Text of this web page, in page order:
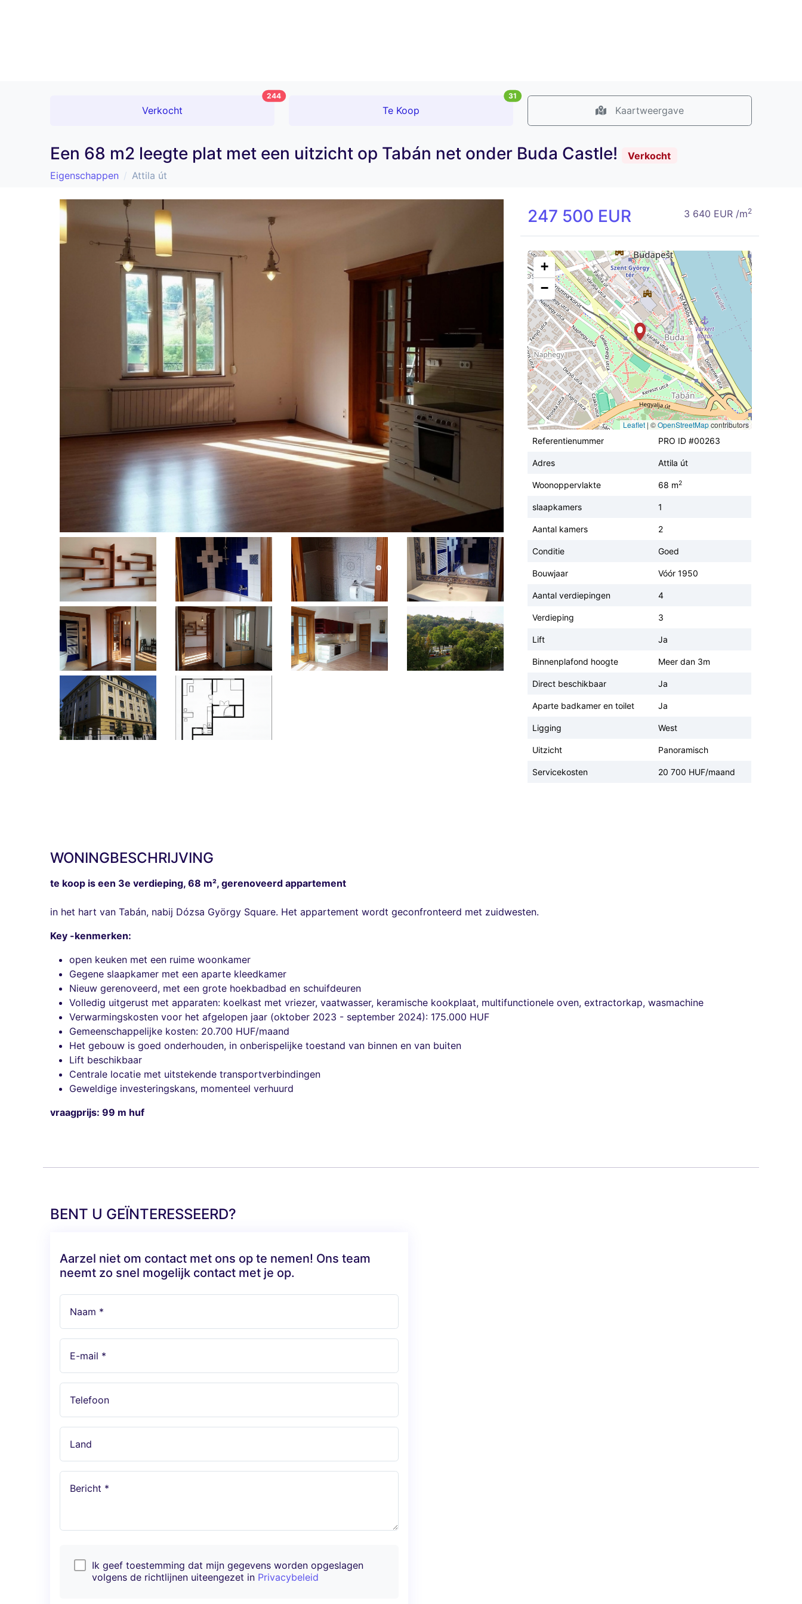
Verkocht
244
Te Koop
31
Kaartweergave
Een 68 m2 leegte plat met een uitzicht op Tabán net onder Buda Castle!
Verkocht
Eigenschappen
Attila út
247 500 EUR 3 640 EUR /m2
+
−
Leaflet | ©OpenStreetMapcontributors
Referentienummer
PRO ID #00263
Adres Attila út
Woonoppervlakte 68 m2
slaapkamers 1
Aantal kamers 2
Conditie Goed
Bouwjaar Vóór 1950
Aantal verdiepingen 4
Verdieping 3
Lift Ja
Binnenplafond hoogte Meer dan 3m
Direct beschikbaar Ja
Aparte badkamer en toilet Ja
Ligging West
Uitzicht Panoramisch
Servicekosten 20 700 HUF/maand
WONINGBESCHRIJVING
te koop is een 3e verdieping, 68 m², gerenoveerd appartement
in het hart van Tabán, nabij Dózsa György Square. Het appartement wordt geconfronteerd met zuidwesten.
Key -kenmerken:
open keuken met een ruime woonkamer
Gegene slaapkamer met een aparte kleedkamer
Nieuw gerenoveerd, met een grote hoekbadbad en schuifdeuren
Volledig uitgerust met apparaten: koelkast met vriezer, vaatwasser, keramische kookplaat, multifunctionele oven, extractorkap, wasmachine
Verwarmingskosten voor het afgelopen jaar (oktober 2023 - september 2024): 175.000 HUF
Gemeenschappelijke kosten: 20.700 HUF/maand
Het gebouw is goed onderhouden, in onberispelijke toestand van binnen en van buiten
Lift beschikbaar
Centrale locatie met uitstekende transportverbindingen
Geweldige investeringskans, momenteel verhuurd
vraagprijs: 99 m huf
BENT U GEÏNTERESSEERD?
Aarzel niet om contact met ons op te nemen! Ons team
neemt zo snel mogelijk contact met je op.
Naam *
E-mail *
Telefoon
Land
Bericht *
Ik geef toestemming dat mijn gegevens worden opgeslagen
volgens de richtlijnen uiteengezet in Privacybeleid